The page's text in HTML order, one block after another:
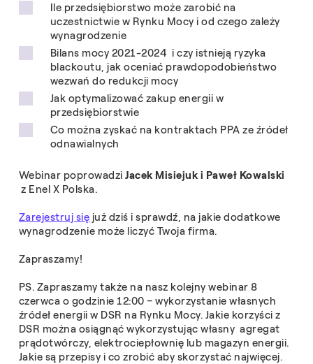
Ile przedsiębiorstwo może zarobić na
uczestnictwie w Rynku Mocy i od czego zależy
wynagrodzenie
Bilans mocy 2021-2024 i czy istnieją ryzyka
blackoutu, jak oceniać prawdopodobieństwo
wezwań do redukcji mocy
Jak optymalizować zakup energii w
przedsiębiorstwie
Co można zyskać na kontraktach PPA ze źródeł
odnawialnych
Webinar poprowadziJacek Misiejuk i Paweł Kowalski
z Enel X Polska.
Zarejestruj się już dziś i sprawdź, na jakie dodatkowe
wynagrodzenie może liczyć Twoja firma.
Zapraszamy!
PS. Zapraszamy także na nasz kolejny webinar 8
czerwca o godzinie 12:00 – wykorzystanie własnych
źródeł energii w DSR na Rynku Mocy. Jakie korzyści z
DSR można osiągnąć wykorzystując własny agregat
prądotwórczy, elektrociepłownię lub magazyn energii.
Jakie są przepisy i co zrobić aby skorzystać najwięcej.